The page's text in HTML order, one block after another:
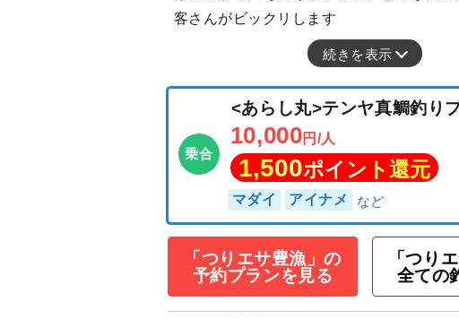
客さんがビックリします
続きを表示
<あらし丸>テンヤ真鯛
10,000
「つりエサ豊漁」の
予約プランを見る
「つり
全ての